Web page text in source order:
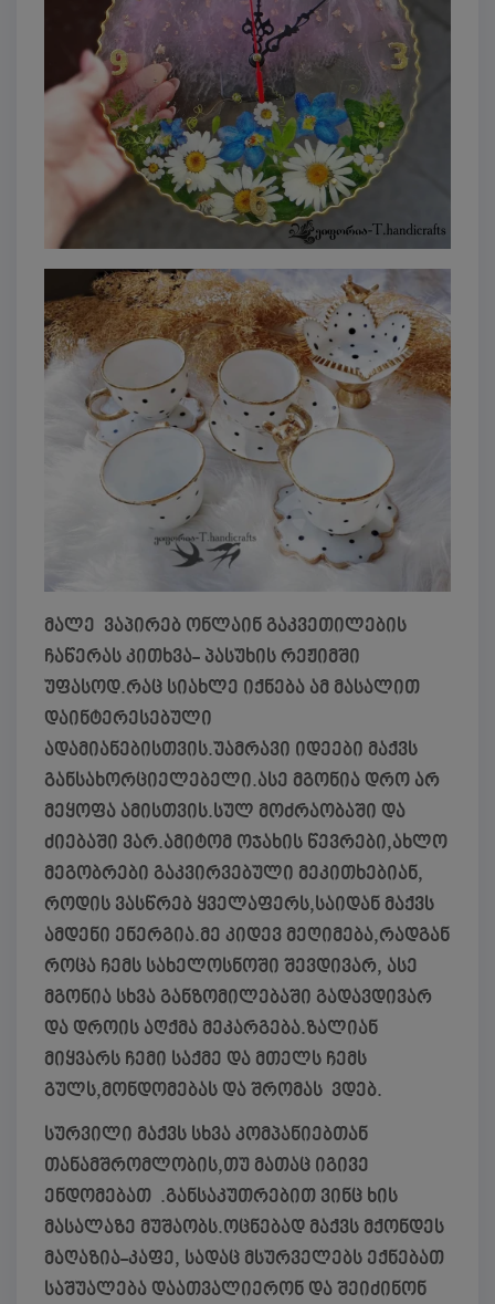
მალე ვაპირებ ონლაინ გაკვეთილების
ჩაწერას კითხვა- პასუხის რეჟიმში
უფასოდ.რაც სიახლე იქნება ამ მასალით
დაინტერესებული
ადამიანებისთვის.უამრავი იდეები მაქვს
განსახორციელებელი.ასე მგონია დრო არ
მეყოფა ამისთვის.სულ მოძრაობაში და
ძიებაში ვარ.ამიტომ ოჯახის წევრები,ახლო
მეგობრები გაკვირვებული მეკითხებიან,
როდის ვასწრებ ყველაფერს,საიდან მაქვს
ამდენი ენერგია.მე კიდევ მეღიმება,რადგან
როცა ჩემს სახელოსნოში შევდივარ, ასე
მგონია სხვა განზომილებაში გადავდივარ
და დროის აღქმა მეკარგება.ზალიან
მიყვარს ჩემი საქმე და მთელს ჩემს
გულს,მონდომებას და შრომას ვდებ.
სურვილი მაქვს სხვა კომპანიებთან
თანამშრომლობის,თუ მათაც იგივე
ენდომებათ .განსაკუთრებით ვინც ხის
მასალაზე მუშაობს.ოცნებად მაქვს მქონდეს
მაღაზია-კაფე, სადაც მსურველებს ექნებათ
საშუალება დაათვალიერონ და შეიძინონ